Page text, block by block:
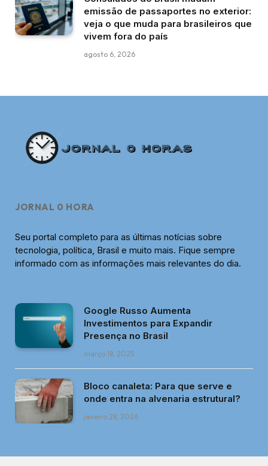
emissão de passaportes no exterior:
veja o que muda para brasileiros que
vivem fora do país
agosto 6, 2026
JORNAL 0 HORA
Seu portal completo para as últimas notícias sobre
tecnologia, política, Brasil e muito mais. Fique sempre
informado com as informações mais relevantes do dia.
Google Russo Aumenta
Investimentos para Expandir
Presença no Brasil
março 18, 2025
Bloco canaleta: Para que serve e
onde entra na alvenaria estrutural?
janeiro 28, 2026